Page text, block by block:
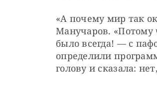
«А почему мир так
Манучаров. «Потому
было всегда! — с
определили
голову и сказала: